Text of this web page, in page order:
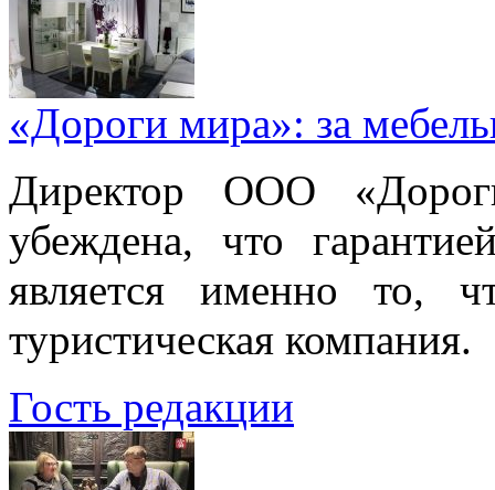
«Дороги мира»: за
Директор ООО
убеждена, что
является именно то,
туристическая компания.
Гость редакции